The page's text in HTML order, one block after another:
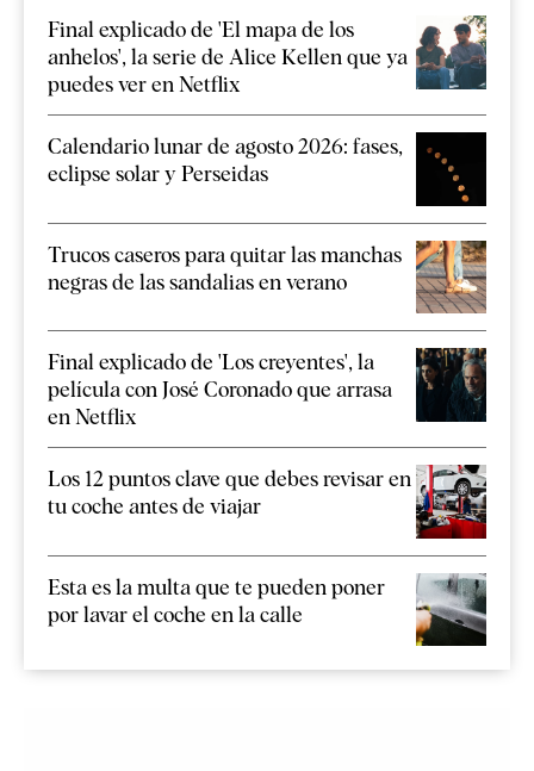
Final explicado de 'El mapa de los
anhelos', la serie de Alice Kellen que ya
puedes ver en Netflix
Calendario lunar de agosto 2026: fases,
eclipse solar y Perseidas
Trucos caseros para quitar las manchas
negras de las sandalias en verano
Final explicado de 'Los creyentes', la
película con José Coronado que arrasa
en Netflix
Los 12 puntos clave que debes revisar en
tu coche antes de viajar
Esta es la multa que te pueden poner
por lavar el coche en la calle